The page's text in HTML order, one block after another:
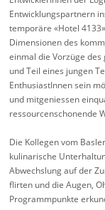
Entwicklungspartnern
temporäre «Hotel
Dimensionen des
einmal die Vorzüge
und Teil eines jungen
EnthusiastInnen sein
und mitgeniessen
ressourcenschonende
Die Kollegen vom
kulinarische
Abwechslung auf der
flirten und die Augen,
Programmpunkte